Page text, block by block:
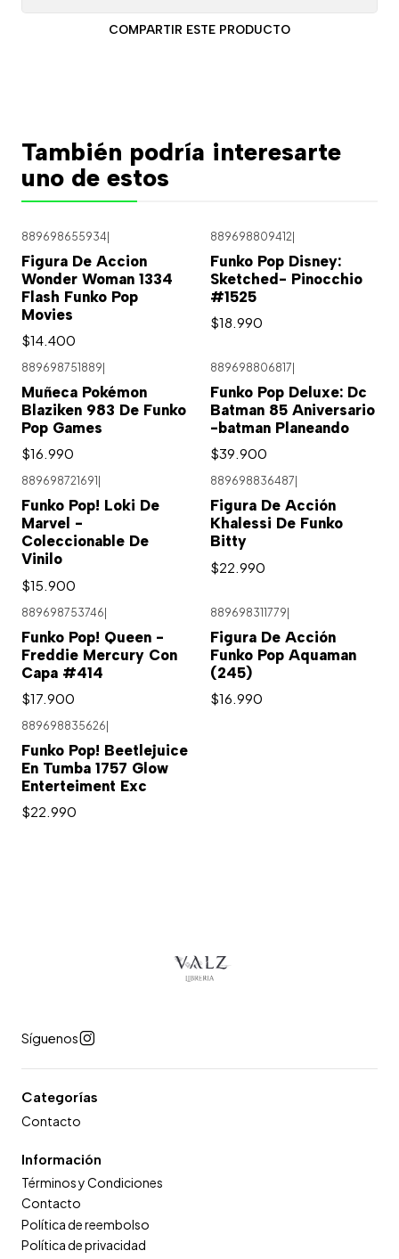
COMPARTIR ESTE PRODUCTO
También podría interesarte
uno de estos
889698655934|
Figura De Accion
Wonder Woman 1334
Flash Funko Pop
Movies
$14.400
889698809412|
Funko Pop Disney:
Sketched- Pinocchio
#1525
$18.990
889698751889
Muñeca Pokémon
Blaziken 983 De Funko
Pop Games
$16.990
889698806817
Funko Pop Deluxe: Dc
Batman 85 Aniversario
-batman Planeando
$39.900
889698721691
Funko Pop! Loki De
Marvel -
Coleccionable De
Vinilo
$15.900
889698836487
Figura De Acción
Khalessi De Funko
Bitty
$22.990
889698753746|
Funko Pop! Queen -
Freddie Mercury Con
Capa #414
$17.900
889698311779|
Figura De Acción
Funko Pop Aquaman
(245)
$16.990
889698835626
Funko Pop! Beetlejuice
En Tumba 1757 Glow
Enterteiment Exc
$22.990
Síguenos
Categorías
Contacto
Información
Términos y Condiciones
Contacto
Política de reembolso
Política de privacidad